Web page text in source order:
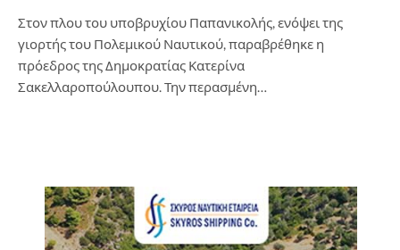
Στον πλου του υποβρυχίου Παπανικολής, ενόψει της
γιορτής του Πολεμικού Ναυτικού, παραβρέθηκε η
πρόεδρος της Δημοκρατίας Κατερίνα
Σακελλαροπούλουπου. Την περασμένη…